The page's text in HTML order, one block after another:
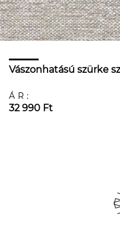
Vászonhatású szürke
ÁR:
32 990 Ft